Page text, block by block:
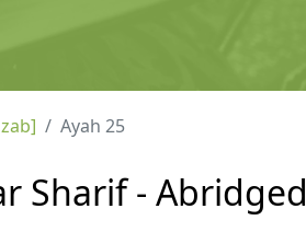
Ayah 25
Sharif - Abridged